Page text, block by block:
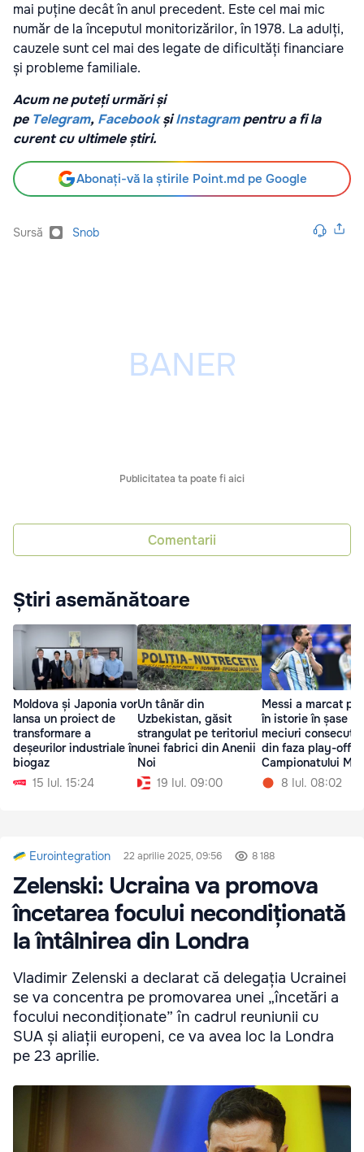
mai puține decât în anul precedent. Este cel mai mic
număr de la începutul monitorizărilor, în 1978. La adulți,
cauzele sunt cel mai des legate de dificultăți financiare
și probleme familiale.
Acum ne puteți urmări și
pe Telegram, Facebook șiInstagrampentru a fi la
curent cu ultimele știri.
Abonați-vă la știrile Point.md pe Google
Sursă Snob
Publicitatea ta poate fi aici
Comentarii
Știri asemănătoare
Moldova și Japonia vor
lansa un proiect de
transformare a
deșeurilor industriale în
biogaz
15 Iul. 15:24
Un tânăr din
Uzbekistan, găsit
strangulat pe teritoriul
unei fabrici din Anenii
Noi
19 Iul. 09:00
Messi a marcat
în istorie în șase
meciuri
din faza play-off a
Campionatului
8 Iul. 08:02
Eurointegration 22 aprilie 2025, 09:56 8 188
Zelenski: Ucraina va promova
încetarea focului necondiționată
la întâlnirea din Londra
Vladimir Zelenski a declarat că delegația Ucrainei
se va concentra pe promovarea unei „încetări a
focului necondiționate” în cadrul reuniunii cu
SUA și aliații europeni, ce va avea loc la Londra
pe 23 aprilie.